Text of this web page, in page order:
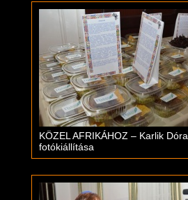
KÖZEL AFRIKÁHOZ – Karlik Dóra
fotókiállítása